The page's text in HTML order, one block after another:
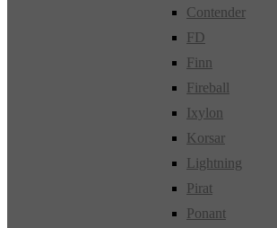
Contender
FD
Finn
Fireball
Ixylon
Korsar
Lightning
Pirat
Ponant